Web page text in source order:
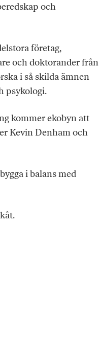
och
företag,
och doktorander från
i så skilda ämnen
psykologi.
kommer ekobyn att
Kevin Denham och
i balans med